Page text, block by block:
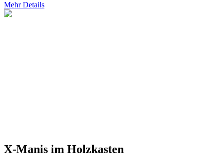
Mehr Details
X-Manis im Holzkasten